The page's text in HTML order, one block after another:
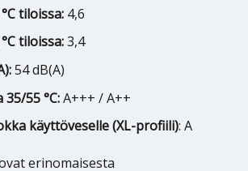
tiloissa:4,6
tiloissa:3,4
54 dB(A)
55 °C:A+++ / A++
käyttöveselle (XL-profiili): A
erinomaisesta